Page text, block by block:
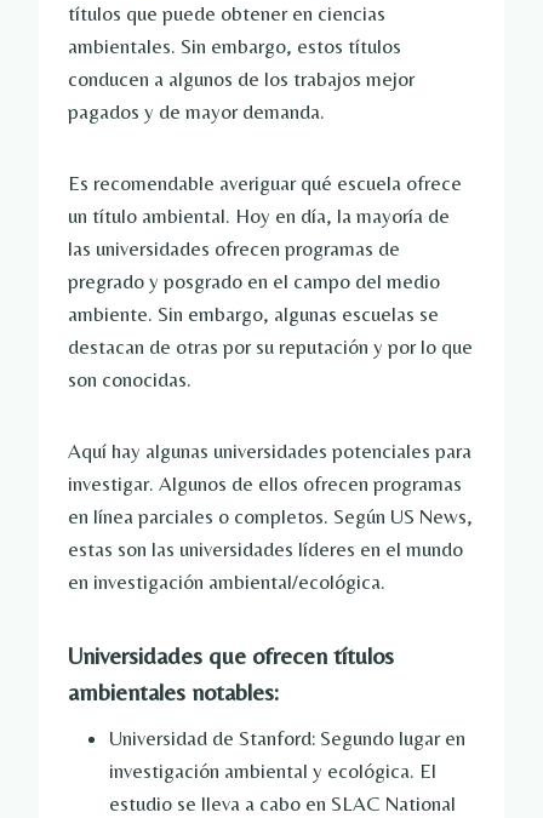
títulos que puede obtener en ciencias
ambientales. Sin embargo, estos títulos
conducen a algunos de los trabajos mejor
pagados y de mayor demanda.
Es recomendable averiguar qué escuela ofrece
un título ambiental. Hoy en día, la mayoría de
las universidades ofrecen programas de
pregrado y posgrado en el campo del medio
ambiente. Sin embargo, algunas escuelas se
destacan de otras por su reputación y por lo que
son conocidas.
Aquí hay algunas universidades potenciales para
investigar. Algunos de ellos ofrecen programas
en línea parciales o completos. Según US News,
estas son las universidades líderes en el mundo
en investigación ambiental/ecológica.
Universidades que ofrecen títulos
ambientales notables:
Universidad de Stanford: Segundo lugar en
investigación ambiental y ecológica. El
estudio se lleva a cabo en SLAC National